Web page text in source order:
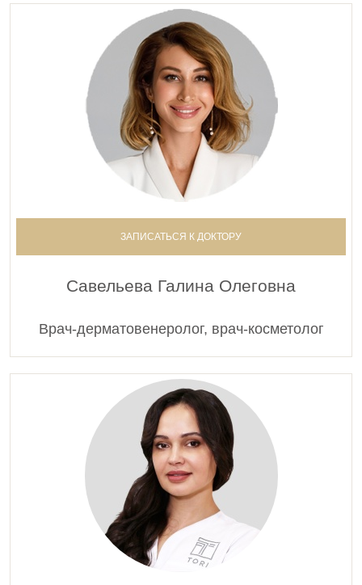
ЗАПИСАТЬСЯ К ДОКТОРУ
Савельева Галина Олеговна
Врач-дерматовенеролог, врач-косметолог